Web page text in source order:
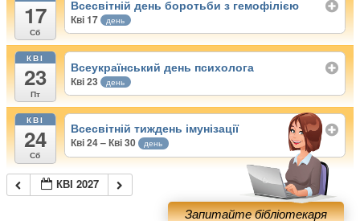
17
Сб
Всесвітній день боротьби з гемофілією
Кві 17 день
КВІ
23
Пт
Всеукраїнський день психолога
Кві 23 день
КВІ
24
Сб
Всесвітній тиждень імунізації
Кві 24 – Кві 30 день
КВІ 2027